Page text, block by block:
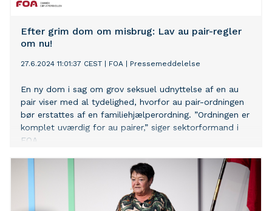
Efter grim dom om misbrug: Lav au pair-regler
om nu!
27.6.2024 11:01:37 CEST FOA Pressemeddelelse
En ny dom i sag om grov seksuel udnyttelse af en au
pair viser med al tydelighed, hvorfor au pair-ordningen
bør erstattes af en familiehjælperordning. ”Ordningen er
komplet uværdig for au pairer,” siger sektorformand i
FOA.